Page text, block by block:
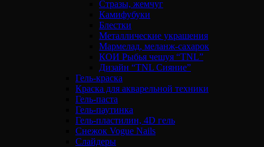
Стразы, жемчуг
Камифубуки
Блестки
Металлические украшения
Мармелад, меланж-сахарок
КОИ Рыбья чешуя “TNL”
Дизайн “TNL Сияние”
Гель-краска
Краска для акварельной техники
Гель-паста
Гель-паутинка
Гель-пластилин, 4D гель
Снежок Vogue Nails
Слайдеры